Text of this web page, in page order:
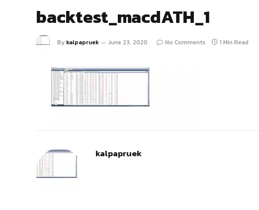
backtest_macdATH_1
By kalpapruek June 23, 2020 No Comments 1 Min Read
kalpapruek